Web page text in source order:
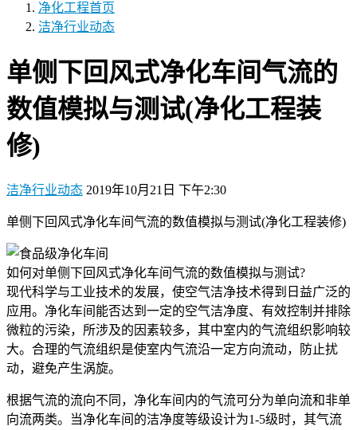
净化工程首页
洁净行业动态
单侧下回风式净化车间气流的
数值模拟与测试(净化工程装
修)
洁净行业动态 2019年10月21日 下午2:30
单侧下回风式净化车间气流的数值模拟与测试(净化工程装修)
如何对单侧下回风式净化车间气流的数值模拟与测试?
现代科学与工业技术的发展，使空气洁净技术得到日益广泛的
应用。净化车间能否达到一定的空气洁净度、有效控制并排除
微粒的污染，所涉及的因素较多，其中室内的气流组织影响较
大。合理的气流组织是使室内气流沿一定方向流动，防止扰
动，避免产生涡旋。
根据气流的流向不同，净化车间内的气流可分为单向流和非单
向流两类。当净化车间的洁净度等级设计为1-5级时，其气流